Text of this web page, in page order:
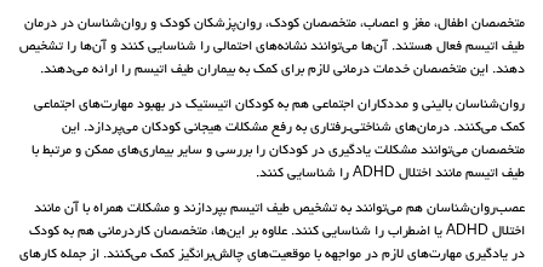
متخصصان اطفال، مغز و اعصاب، متخصصان کودک، روان‌پزشکان کودک و روان‌شناسان در درمان
طیف اتیسم فعال هستند. آن‌ها می‌توانند نشانه‌های احتمالی را شناسایی کنند و آن‌ها را تشخیص
دهند. این متخصصان خدمات درمانی لازم برای کمک به بیماران طیف اتیسم را ارائه می‌دهند.
روان‌شناسان بالینی و مددکاران اجتماعی هم به کودکان اتیستیک در بهبود مهارت‌های اجتماعی
کمک می‌کنند. درمان‌های شناختی‌ـ‌رفتاری به رفع مشکلات هیجانی کودکان می‌پردازد. این
متخصصان می‌توانند مشکلات یادگیری در کودکان را بررسی و سایر بیماری‌های ممکن و مرتبط با
طیف اتیسم مانند اختلال ADHD را شناسایی کنند.
عصب‌‌روان‌شناسان هم می‌توانند به تشخیص طیف اتیسم بپردازند و مشکلات همراه با آن مانند
اختلال ADHD یا اضطراب را شناسایی کنند. علاوه بر این‌ها، متخصصان کاردرمانی هم به کودک
در یادگیری مهارت‌های لازم در مواجهه با موقعیت‌های چالش‌برانگیز کمک می‌کنند. از جمله کارهای